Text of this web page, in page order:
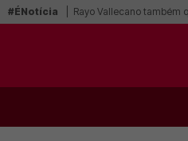
#ÉNotícia Rayo Vallecano também